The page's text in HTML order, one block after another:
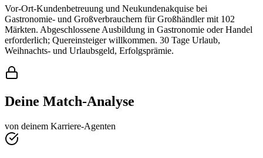
Vor-Ort-Kundenbetreuung und Neukundenakquise bei
Gastronomie- und Großverbrauchern für Großhändler mit 102
Märkten. Abgeschlossene Ausbildung in Gastronomie oder Handel
erforderlich; Quereinsteiger willkommen. 30 Tage Urlaub,
Weihnachts- und Urlaubsgeld, Erfolgsprämie.
Deine Match-Analyse
von deinem Karriere-Agenten